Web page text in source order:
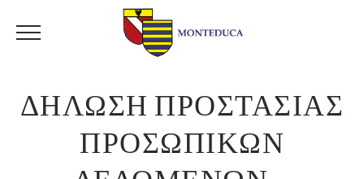
ΔΗΛΩΣΗ ΠΡΟΣΤΑΣΙΑΣ
ΠΡΟΣΩΠΙΚΩΝ